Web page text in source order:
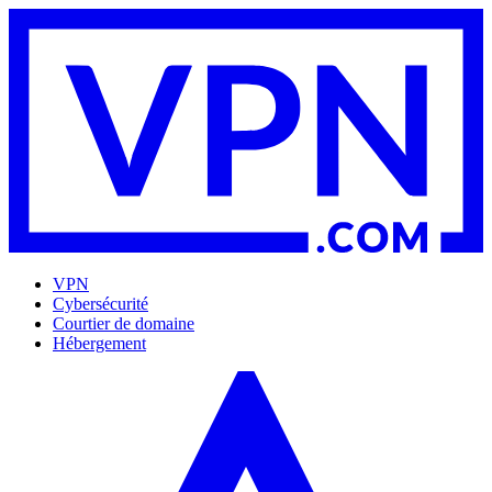
VPN
Cybersécurité
Courtier de domaine
Hébergement